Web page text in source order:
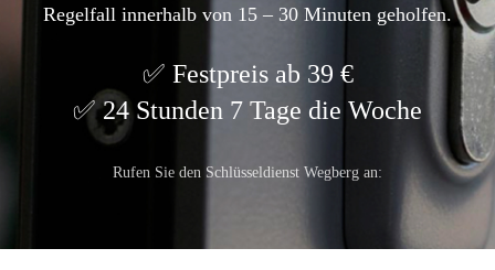
Regelfall innerhalb von 15 – 30 Minuten geholfen.
Festpreis ab 39 €
24 Stunden 7 Tage die Woche
Rufen Sie den Schlüsseldienst Wegberg an: